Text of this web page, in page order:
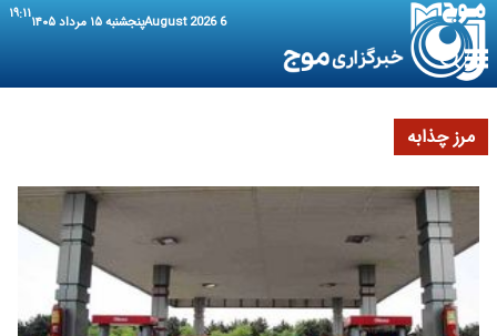
6 August 2026 پنجشنبه ۱۵ مرداد ۱۴۰۵ ۱۹:۱۱
مرز چذابه